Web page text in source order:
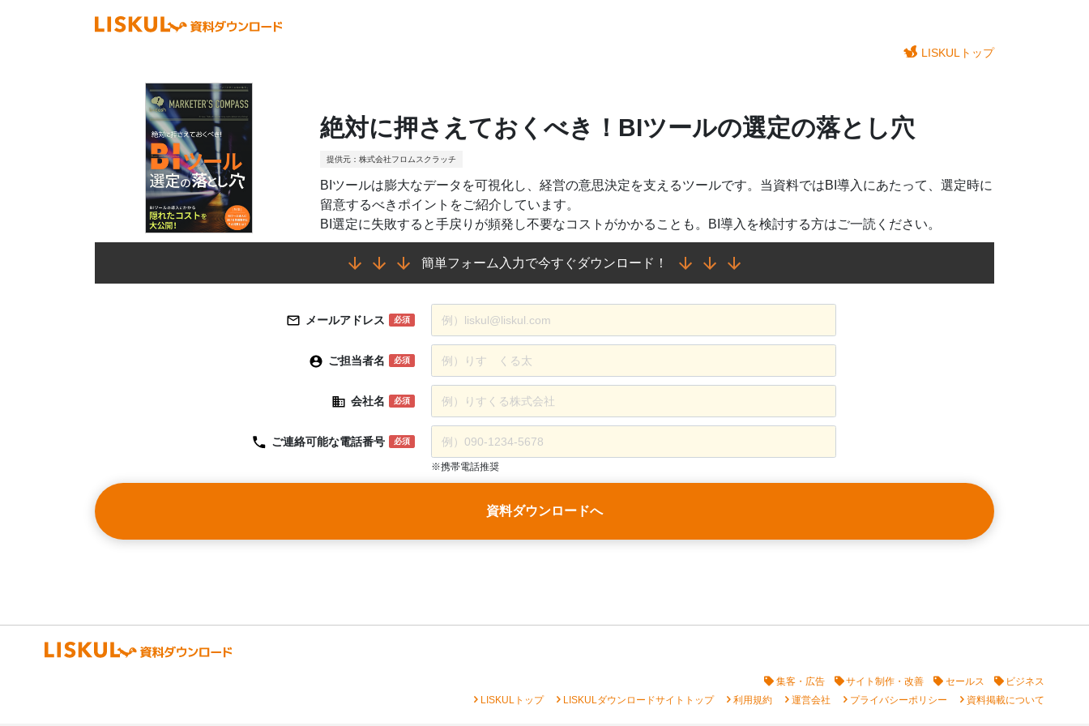
LISKULトップ
絶対に押さえておくべき！BIツールの選定の落とし穴
提供元：株式会社フロムスクラッチ
BIツールは膨大なデータを可視化し、経営の意思決定を支えるツールです。当資料ではBI導入にあたって、選定時に
留意するべきポイントをご紹介しています。
BI選定に失敗すると手戻りが頻発し不要なコストがかかることも。BI導入を検討する方はご一読ください。
簡単フォーム入力で今すぐダウンロード！
メールアドレス 必須
ご担当者名 必須
会社名 必須
ご連絡可能な電話番号 必須
※携帯電話推奨
資料ダウンロードへ
集客・広告 サイト制作・改善 セールス ビジネス
chevron_rightLISKULトップ chevron_rightLISKULダウンロードサイトトップ chevron_right利用規約 chevron_right運営会社 chevron_rightプライバシーポリシー chevron_right資料掲載について